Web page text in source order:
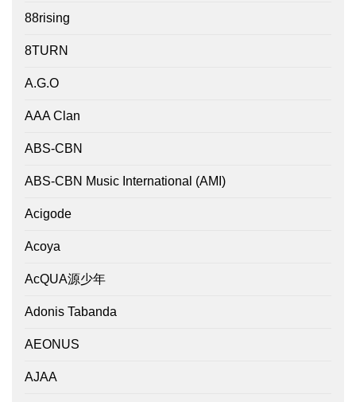
88rising
8TURN
A.G.O
AAA Clan
ABS-CBN
ABS-CBN Music International (AMI)
Acigode
Acoya
AcQUA源少年
Adonis Tabanda
AEONUS
AJAA